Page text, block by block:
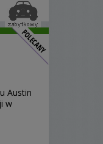
Austin
w